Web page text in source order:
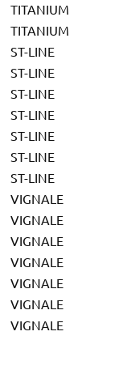
TITANIUM
TITANIUM
ST-LINE
ST-LINE
ST-LINE
ST-LINE
ST-LINE
ST-LINE
ST-LINE
VIGNALE
VIGNALE
VIGNALE
VIGNALE
VIGNALE
VIGNALE
VIGNALE